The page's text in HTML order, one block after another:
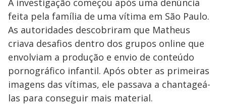
A investigação começou após uma denúncia
feita pela família de uma vítima em São Paulo.
As autoridades descobriram que Matheus
criava desafios dentro dos grupos online que
envolviam a produção e envio de conteúdo
pornográfico infantil. Após obter as primeiras
imagens das vítimas, ele passava a chantageá-
las para conseguir mais material.